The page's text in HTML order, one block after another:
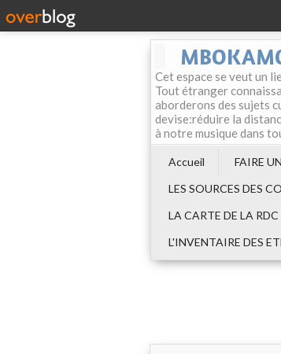
Cet espace se veut un
Tout étranger
aborderons des sujets
devise:réduire la
à notre musique dans
Accueil FAIRE
LES SOURCES DES
LA CARTE DE LA RDC
L'INVENTAIRE DES